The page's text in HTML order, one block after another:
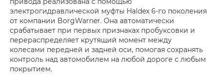
электрогидравлической муфты Haldex 6-го поколения
от компании BorgWarner. Она автоматически
срабатывает при первых признаках пробуксовки и
перераспределяет крутящий момент между
колесами передней и задней оси, помогая сохранять
контроль над автомобилем на любой дороге с любым
покрытием.